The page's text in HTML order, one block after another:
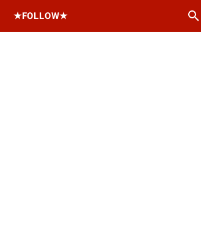
★FOLLOW★